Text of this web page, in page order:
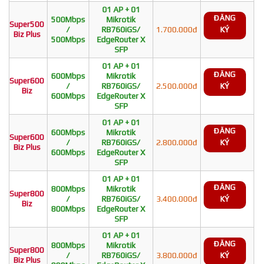
Super500
Biz Plus
500Mbps
/
500Mbps
01 AP + 01
Mikrotik
RB760iGS/
EdgeRouter X
SFP
1.700.000đ
ĐĂNG
KÝ
Super600
Biz
600Mbps
/
600Mbps
01 AP + 01
Mikrotik
RB760iGS/
EdgeRouter X
SFP
2.500.000đ
ĐĂNG
KÝ
Super600
Biz Plus
600Mbps
/
600Mbps
01 AP + 01
Mikrotik
RB760iGS/
EdgeRouter X
SFP
2.800.000đ
ĐĂNG
KÝ
Super800
Biz
800Mbps
/
800Mbps
01 AP + 01
Mikrotik
RB760iGS/
EdgeRouter X
SFP
3.400.000đ
ĐĂNG
KÝ
Super800
Biz Plus
800Mbps
/
01 AP + 01
Mikrotik
RB760iGS/
3.800.000đ
ĐĂNG
KÝ